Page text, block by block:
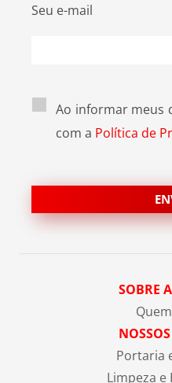
Seu e-mail
Ao informar meus
com a Política de
SOBRE
Portaria
Limpeza e